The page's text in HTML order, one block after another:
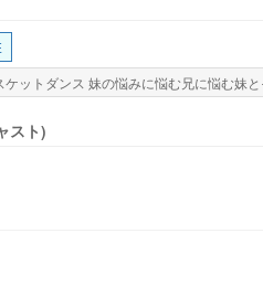
ケットダンス 妹の悩みに悩む兄に悩む妹
スト)